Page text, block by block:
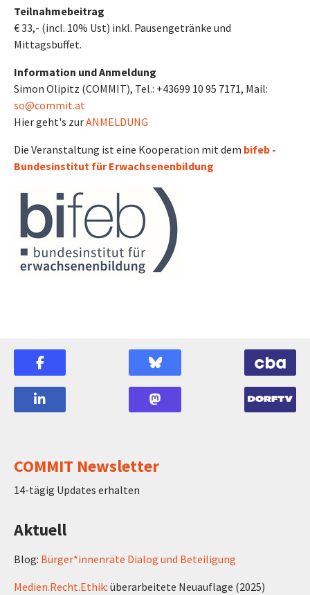
Teilnahmebeitrag
€ 33,- (incl. 10% Ust) inkl. Pausengetränke und
Mittagsbuffet.
Information und Anmeldung
Simon Olipitz (COMMIT), Tel.: +43699 10 95 7171, Mail:
so@commit.at
Hier geht's zurANMELDUNG
Die Veranstaltung ist eine Kooperation mit dem bifeb -
Bundesinstitut für Erwachsenenbildung
COMMIT Newsletter
14-tägig Updates erhalten
Aktuell
Blog: Bürger*innenräte Dialog und Beteiligung
Medien.Recht.Ethik: überarbeitete Neuauflage (2025)